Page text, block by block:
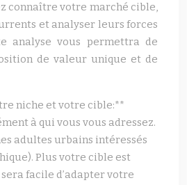
connaître votre marché cible,
et analyser leurs forces
analyse vous permettra de
de valeur unique et de
niche et votre cible:**
à qui vous vous adressez.
adultes urbains intéressés
Plus votre cible est
facile d’adapter votre